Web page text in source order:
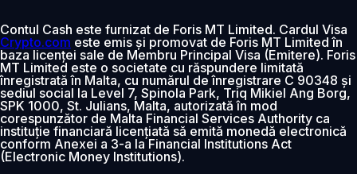
Contul Cash este furnizat de Foris MT Limited. Cardul Visa
Crypto.com este emis și promovat de Foris MT Limited în
baza licenței sale de Membru Principal Visa (Emitere). Foris
MT Limited este o societate cu răspundere limitată
înregistrată în Malta, cu numărul de înregistrare C 90348 și
sediul social la Level 7, Spinola Park, Triq Mikiel Ang Borg,
SPK 1000, St. Julians, Malta, autorizată în mod
corespunzător de Malta Financial Services Authority ca
instituție financiară licențiată să emită monedă electronică
conform Anexei a 3-a la Financial Institutions Act
(Electronic Money Institutions).